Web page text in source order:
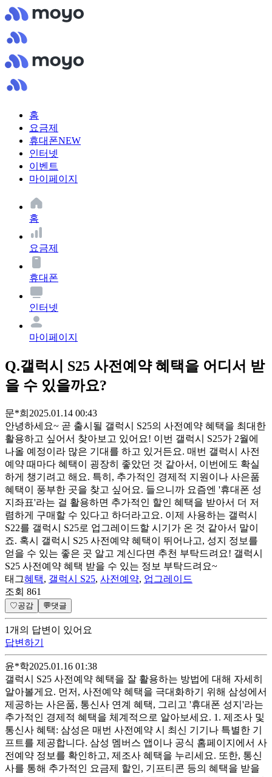
홈
요금제
휴대폰NEW
인터넷
이벤트
마이페이지
홈
요금제
휴대폰
인터넷
마이페이지
Q.갤럭시 S25 사전예약 혜택을 어디서 받
을 수 있을까요?
문*희 2025.01.14 00:43
안녕하세요~ 곧 출시될 갤럭시 S25의 사전예약 혜택을 최대한
활용하고 싶어서 찾아보고 있어요! 이번 갤럭시 S25가 2월에
나올 예정이라 많은 기대를 하고 있거든요. 매번 갤럭시 사전
예약 때마다 혜택이 굉장히 좋았던 것 같아서, 이번에도 확실
하게 챙기려고 해요. 특히, 추가적인 경제적 지원이나 사은품
혜택이 풍부한 곳을 찾고 싶어요. 들으니까 요즘엔 '휴대폰 성
지좌표'라는 걸 활용하면 추가적인 할인 혜택을 받아서 더 저
렴하게 구매할 수 있다고 하더라고요. 이제 사용하는 갤럭시
S22를 갤럭시 S25로 업그레이드할 시기가 온 것 같아서 말이
죠. 혹시 갤럭시 S25 사전예약 혜택이 뛰어나고, 성지 정보를
얻을 수 있는 좋은 곳 알고 계신다면 추천 부탁드려요! 갤럭시
S25 사전예약 혜택 받을 수 있는 정보 부탁드려요~
태그혜택, 갤럭시 S25, 사전예약, 업그레이드
조회 861
♡공감 💬댓글
1개 의 답변이 있어요
답변하기
윤*학2025.01.16 01:38
갤럭시 S25 사전예약 혜택을 잘 활용하는 방법에 대해 자세히
알아볼게요. 먼저, 사전예약 혜택을 극대화하기 위해 삼성에서
제공하는 사은품, 통신사 연계 혜택, 그리고 '휴대폰 성지'라는
추가적인 경제적 혜택을 체계적으로 알아보세요. 1. 제조사 및
통신사 혜택: 삼성은 매번 사전예약 시 최신 기기나 특별한 기
프트를 제공합니다. 삼성 멤버스 앱이나 공식 홈페이지에서 사
전예약 정보를 확인하고, 제조사 혜택을 누리세요. 또한, 통신
사를 통해 추가적인 요금제 할인, 기프티콘 등의 혜택을 받을